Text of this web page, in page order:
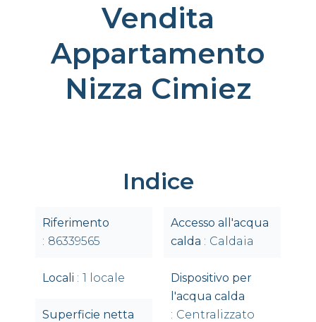
Vendita
Appartamento
Nizza Cimiez
Indice
Riferimento
86339565
Locali 1 locale
Superficie netta
Accesso all'acqua
calda
Caldaia
Dispositivo per
l'acqua calda
Centralizzato